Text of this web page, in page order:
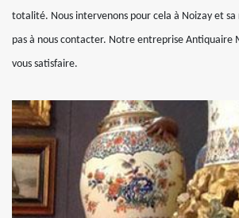
totalité. Nous intervenons pour cela à Noizay et sa
pas à nous contacter. Notre entreprise Antiquaire
vous satisfaire.